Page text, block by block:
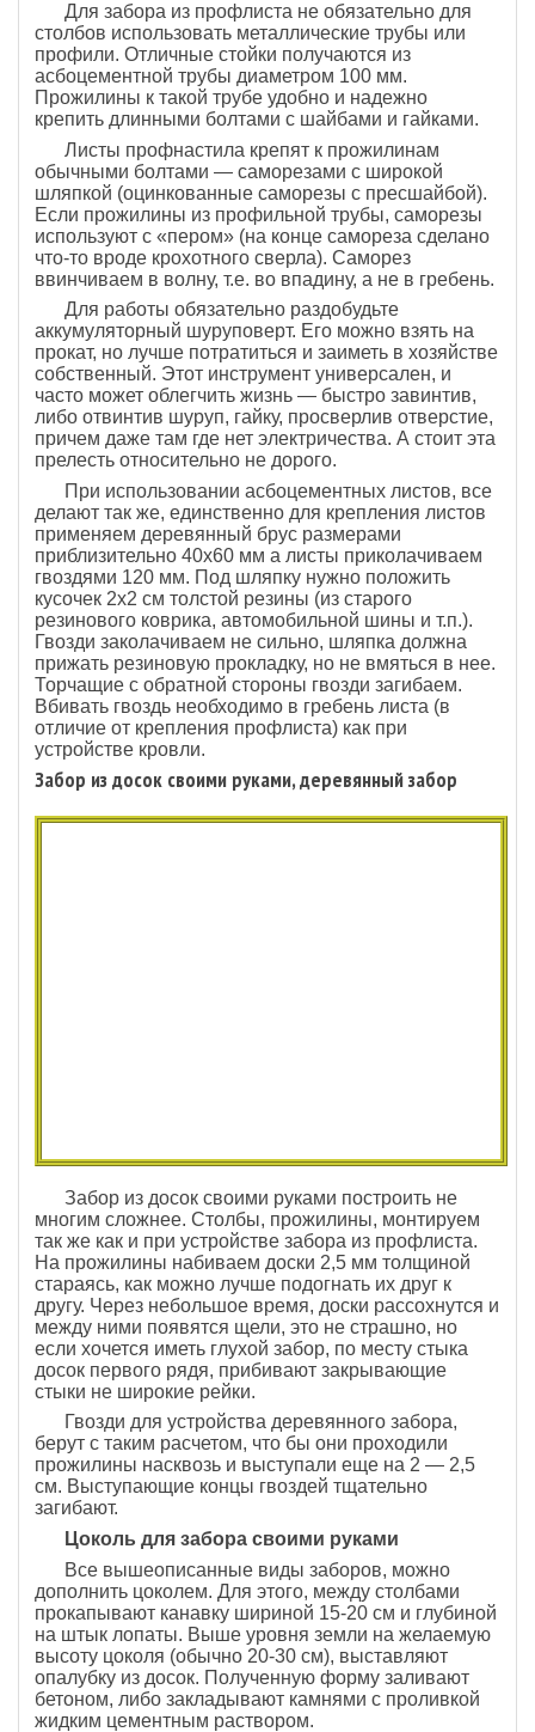
Для забора из профлиста не обязательно для
столбов использовать металлические трубы или
профили. Отличные стойки получаются из
асбоцементной трубы диаметром 100 мм.
Прожилины к такой трубе удобно и надежно
крепить длинными болтами с шайбами и гайками.
Листы профнастила крепят к прожилинам
обычными болтами — саморезами с широкой
шляпкой (оцинкованные саморезы с пресшайбой).
Если прожилины из профильной трубы, саморезы
используют с «пером» (на конце самореза сделано
что-то вроде крохотного сверла). Саморез
ввинчиваем в волну, т.е. во впадину, а не в гребень.
Для работы обязательно раздобудьте
аккумуляторный шуруповерт. Его можно взять на
прокат, но лучше потратиться и заиметь в хозяйстве
собственный. Этот инструмент универсален, и
часто может облегчить жизнь — быстро завинтив,
либо отвинтив шуруп, гайку, просверлив отверстие,
причем даже там где нет электричества. А стоит эта
прелесть относительно не дорого.
При использовании асбоцементных листов, все
делают так же, единственно для крепления листов
применяем деревянный брус размерами
приблизительно 40х60 мм а листы приколачиваем
гвоздями 120 мм. Под шляпку нужно положить
кусочек 2х2 см толстой резины (из старого
резинового коврика, автомобильной шины и т.п.).
Гвозди заколачиваем не сильно, шляпка должна
прижать резиновую прокладку, но не вмяться в нее.
Торчащие с обратной стороны гвозди загибаем.
Вбивать гвоздь необходимо в гребень листа (в
отличие от крепления профлиста) как при
устройстве кровли.
Забор из досок своими руками, деревянный забор
Забор из досок своими руками построить не
многим сложнее. Столбы, прожилины, монтируем
так же как и при устройстве забора из профлиста.
На прожилины набиваем доски 2,5 мм толщиной
стараясь, как можно лучше подогнать их друг к
другу. Через небольшое время, доски рассохнутся и
между ними появятся щели, это не страшно, но
если хочется иметь глухой забор, по месту стыка
досок первого рядя, прибивают закрывающие
стыки не широкие рейки.
Гвозди для устройства деревянного забора,
берут с таким расчетом, что бы они проходили
прожилины насквозь и выступали еще на 2 — 2,5
см. Выступающие концы гвоздей тщательно
загибают.
Цоколь для забора своими руками
Все вышеописанные виды заборов, можно
дополнить цоколем. Для этого, между столбами
прокапывают канавку шириной 15-20 см и глубиной
на штык лопаты. Выше уровня земли на желаемую
высоту цоколя (обычно 20-30 см), выставляют
опалубку из досок. Полученную форму заливают
бетоном, либо закладывают камнями с проливкой
жидким цементным раствором.